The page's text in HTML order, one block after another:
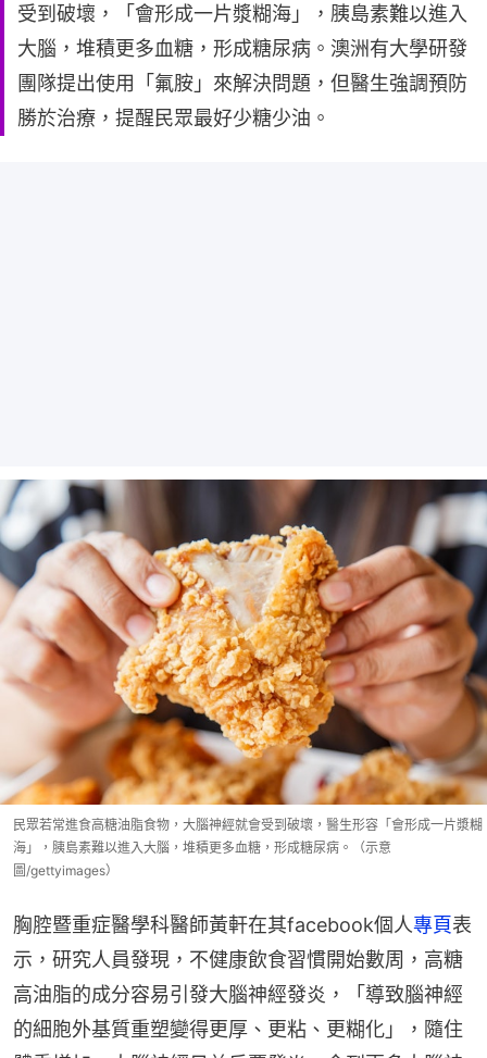
受到破壞，「會形成一片漿糊海」，胰島素難以進入
大腦，堆積更多血糖，形成糖尿病。澳洲有大學研發
團隊提出使用「氟胺」來解決問題，但醫生強調預防
勝於治療，提醒民眾最好少糖少油。
民眾若常進食高糖油脂食物，大腦神經就會受到破壞，醫生形容「會形成一片漿糊
海」，胰島素難以進入大腦，堆積更多血糖，形成糖尿病。（示意
圖/gettyimages）
胸腔暨重症醫學科醫師黃軒在其facebook個人專頁表
示，研究人員發現，不健康飲食習慣開始數周，高糖
高油脂的成分容易引發大腦神經發炎，「導致腦神經
的細胞外基質重塑變得更厚、更粘、更糊化」，隨住